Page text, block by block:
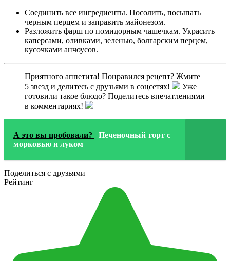
Соединить все ингредиенты. Посолить, посыпать
черным перцем и заправить майонезом.
Разложить фарш по помидорным чашечкам. Украсить
каперсами, оливками, зеленью, болгарским перцем,
кусочками анчоусов.
Приятного аппетита! Понравился рецепт? Жмите
5 звезд и делитесь с друзьями в соцсетях!
Уже
готовили такое блюдо? Поделитесь впечатлениями
в комментариях!
А это вы пробовали?
Печеночный торт с
морковью и луком
Поделиться с друзьями
Рейтинг